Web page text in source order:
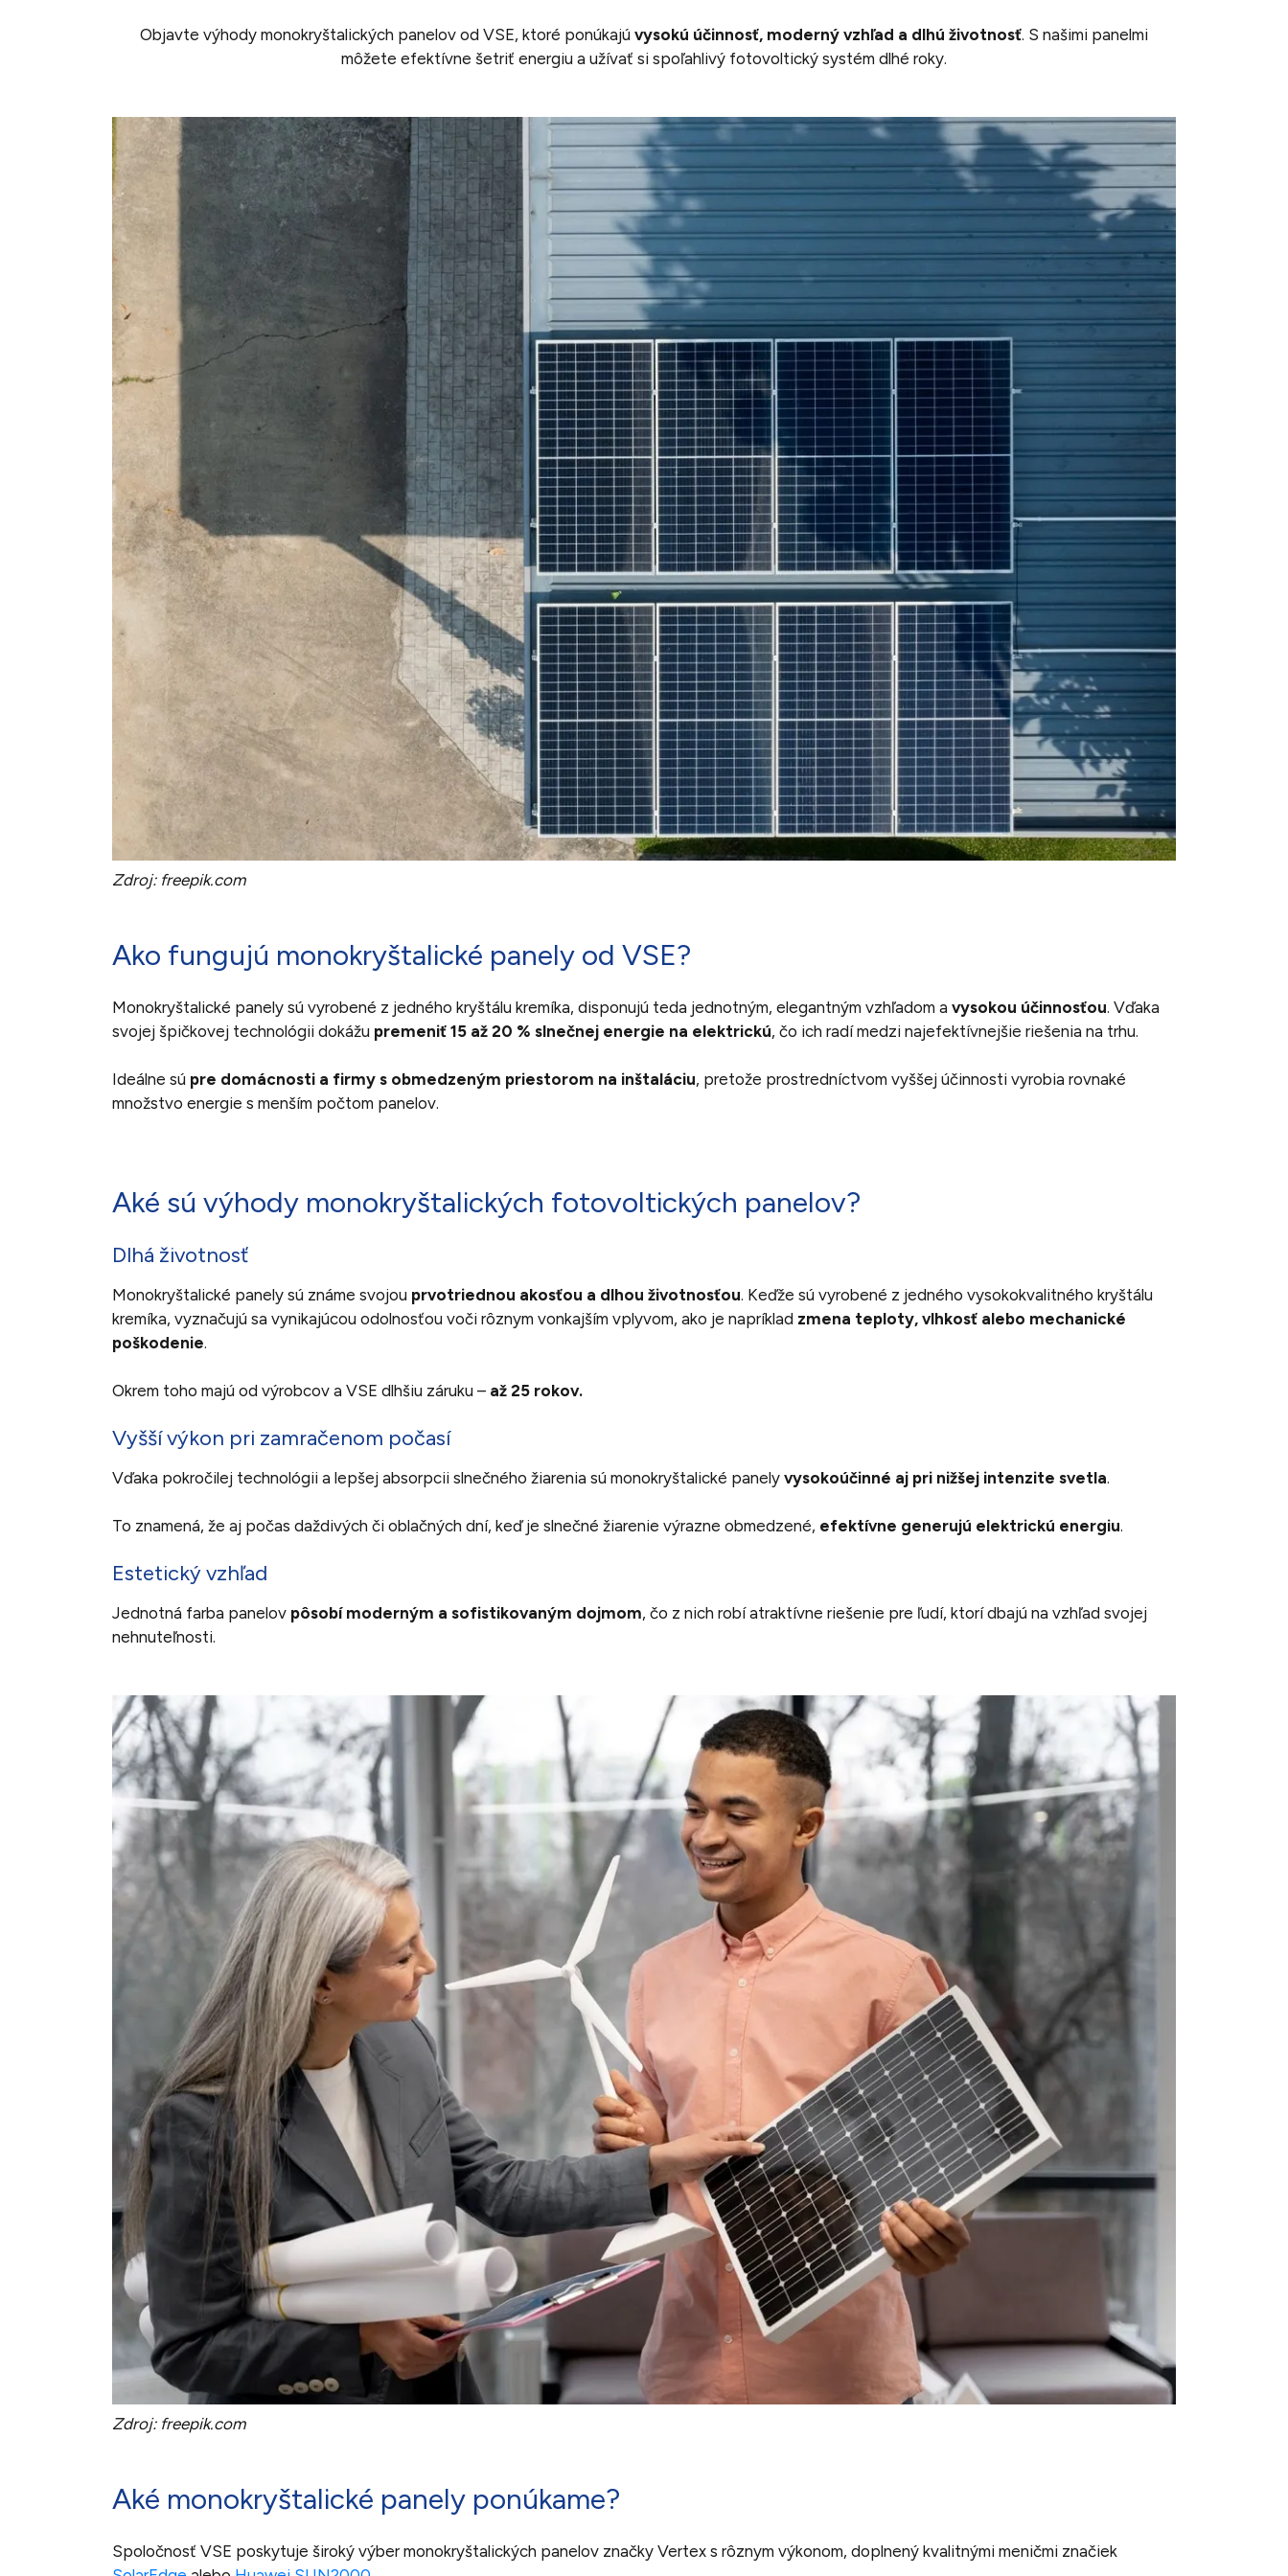
Objavte výhody monokryštalických panelov od VSE, ktoré ponúkajú vysokú účinnosť, moderný vzhľad a dlhú životnosť. S našimi panelmi
môžete efektívne šetriť energiu a užívať si spoľahlivý fotovoltický systém dlhé roky.
Zdroj: freepik.com
Ako fungujú monokryštalické panely od VSE?
Monokryštalické panely sú vyrobené z jedného kryštálu kremíka, disponujú teda jednotným, elegantným vzhľadom a vysokou účinnosťou. Vďaka
svojej špičkovej technológii dokážu premeniť 15 až 20 % slnečnej energie na elektrickú, čo ich radí medzi najefektívnejšie riešenia na trhu.
Ideálne sú pre domácnosti a firmy s obmedzeným priestorom na inštaláciu, pretože prostredníctvom vyššej účinnosti vyrobia rovnaké
množstvo energie s menším počtom panelov.
Aké sú výhody monokryštalických fotovoltických panelov?
Dlhá životnosť
Monokryštalické panely sú známe svojou prvotriednou akosťou a dlhou životnosťou. Keďže sú vyrobené z jedného vysokokvalitného kryštálu
kremíka, vyznačujú sa vynikajúcou odolnosťou voči rôznym vonkajším vplyvom, ako je napríklad zmena teploty, vlhkosť alebo mechanické
poškodenie.
Okrem toho majú od výrobcov a VSE dlhšiu záruku – až 25 rokov.
Vyšší výkon pri zamračenom počasí
Vďaka pokročilej technológii a lepšej absorpcii slnečného žiarenia sú monokryštalické panely vysokoúčinné aj pri nižšej intenzite svetla.
To znamená, že aj počas daždivých či oblačných dní, keď je slnečné žiarenie výrazne obmedzené, efektívne generujú elektrickú energiu.
Estetický vzhľad
Jednotná farba panelov pôsobí moderným a sofistikovaným dojmom, čo z nich robí atraktívne riešenie pre ľudí, ktorí dbajú na vzhľad svojej
nehnuteľnosti.
Zdroj: freepik.com
Aké monokryštalické panely ponúkame?
Spoločnosť VSE poskytuje široký výber monokryštalických panelov značky Vertex s rôznym výkonom, doplnený kvalitnými meničmi značiek